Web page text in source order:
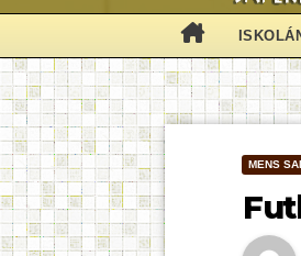
MENS